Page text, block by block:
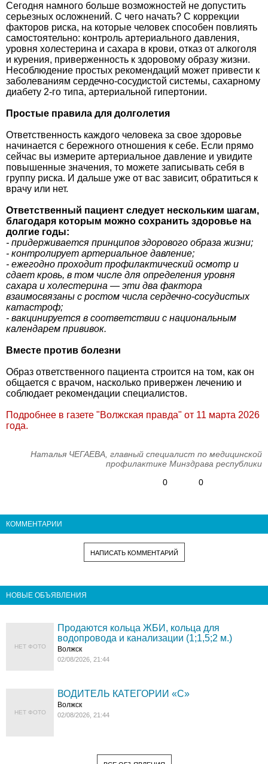
Сегодня намного больше возможностей не допустить
серьезных осложнений. С чего начать? С коррекции
факторов риска, на которые человек способен повлиять
самостоятельно: контроль артериального давления,
уровня холестерина и сахара в крови, отказ от алкоголя
и курения, приверженность к здоровому образу жизни.
Несоблюдение простых рекомендаций может привести к
заболеваниям сердечно-сосудистой системы, сахарному
диабету 2-го типа, артериальной гипертонии.
Простые правила для долголетия
Ответственность каждого человека за свое здоровье
начинается с бережного отношения к себе. Если прямо
сейчас вы измерите артериальное давление и увидите
повышенные значения, то можете записывать себя в
группу риска. И дальше уже от вас зависит, обратиться к
врачу или нет.
Ответственный пациент следует нескольким шагам,
благодаря которым можно сохранить здоровье на
долгие годы:
- придерживается принципов здорового образа жизни;
- контролирует артериальное давление;
- ежегодно проходит профилактический осмотр и
сдает кровь, в том числе для определения уровня
сахара и холестерина — эти два фактора
взаимосвязаны с ростом числа сердечно-сосудистых
катастроф;
- вакцинируется в соответствии с национальным
календарем прививок.
Вместе против болезни
Образ ответственного пациента строится на том, как он
общается с врачом, насколько привержен лечению и
соблюдает рекомендации специалистов.
Подробнее в газете "Волжская правда" от 11 марта 2026
года.
Наталья ЧЕГАЕВА, главный специалист по медицинской
профилактике Минздрава республики
0
0
КОММЕНТАРИИ
НАПИСАТЬ КОММЕНТАРИЙ
НОВЫЕ ОБЪЯВЛЕНИЯ
НЕТ ФОТО
Продаются кольца ЖБИ, кольца для
водопровода и канализации (1;1,5;2 м.)
Волжск
02/08/2026, 21:44
НЕТ ФОТО
ВОДИТЕЛЬ КАТЕГОРИИ «C»
Волжск
02/08/2026, 21:44